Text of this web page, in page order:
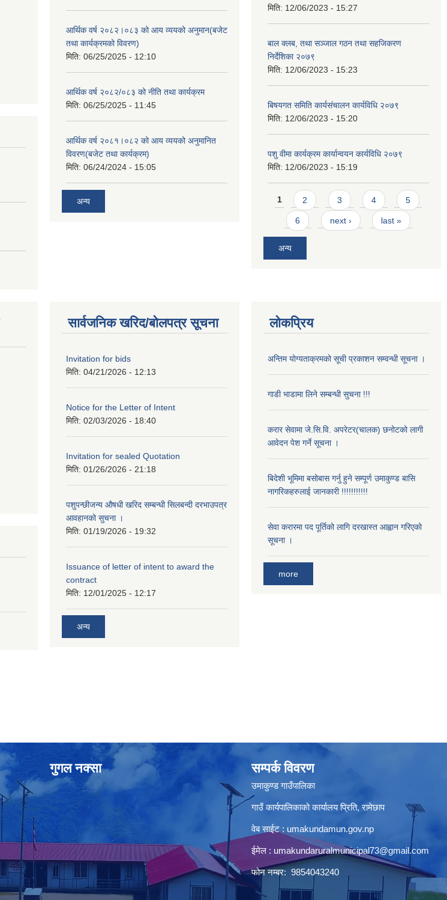
आर्थिक वर्ष २०८२।०८३ को आय व्ययको अनुमान(बजेट
तथा कार्यक्रमको विवरण)
मिति: 06/25/2025 - 12:10
आर्थिक वर्ष २०८२/०८३ को नीति तथा कार्यक्रम
मिति: 06/25/2025 - 11:45
आर्थिक वर्ष २०८१।०८२ को आय व्ययको अनुमानित
विवरण(बजेट तथा कार्यक्रम)
मिति: 06/24/2024 - 15:05
अन्य
मिति: 12/06/2023 - 15:27
बाल क्लब, तथा सञ्जाल गठन तथा सहजिकरण
निर्देशिका २०७९
मिति: 12/06/2023 - 15:23
बिषयगत समिति कार्यसंचालन कार्यविधि २०७९
मिति: 12/06/2023 - 15:20
पशु वीमा कार्यक्रम कार्यान्वयन कार्यविधि २०७९
मिति: 12/06/2023 - 15:19
Pages
1 2 3 4 5
6 next › last »
अन्य
सार्वजनिक खरिद/बोलपत्र सूचना
Invitation for bids
मिति: 04/21/2026 - 12:13
Notice for the Letter of Intent
मिति: 02/03/2026 - 18:40
Invitation for sealed Quotation
मिति: 01/26/2026 - 21:18
पशुपन्छीजन्य औषधी खरिद सम्बन्धी सिलबन्दी दरभाउपत्र
आवहानको सुचना ।
मिति: 01/19/2026 - 19:32
Issuance of letter of intent to award the
contract
मिति: 12/01/2025 - 12:17
अन्य
लोकप्रिय
अन्तिम योग्यताक्रमको सूची प्रकाशन सम्वन्धी सूचना ।
गाडी भाडामा लिने सम्बन्धी सुचना !!!
करार सेवामा जे.सि.वि. अपरेटर(चालक) छनोटको लागी
आवेदन पेश गर्ने सूचना ।
बिदेशी भूमिमा बसोबास गर्नु हुने सम्पूर्ण उमाकुण्ड बासि
नागरिकहरुलाई जानकारी !!!!!!!!!!!
सेवा करारमा पद पूर्तिको लागि दरखास्त आह्वान गरिएको
सूचना ।
more
गुगल नक्सा सम्पर्क विवरण
उमाकुण्ड गाउँपालिका
गाउँ कार्यपालिकाको कार्यालय प्रिति, रामेछाप
वेब साईट : umakundamun.gov.np
ईमेल : umakundaruralmunicipal73@gmail.com
फोन नम्बर: 9854043240